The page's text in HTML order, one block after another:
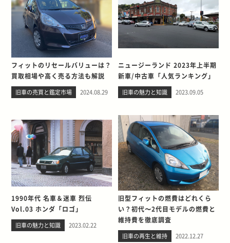
フィットのリセールバリューは？
買取相場や高く売る方法も解説
旧車の売買と鑑定市場 2024.08.29
ニュージーランド 2023年上半期
新車/中古車「人気ランキング」
旧車の魅力と知識 2023.09.05
1990年代 名車＆迷車 烈伝
Vol.03 ホンダ「ロゴ」
旧車の魅力と知識 2023.02.22
旧型フィットの燃費はどれくら
い？初代〜2代目モデルの燃費と
維持費を徹底調査
旧車の再生と維持 2022.12.27